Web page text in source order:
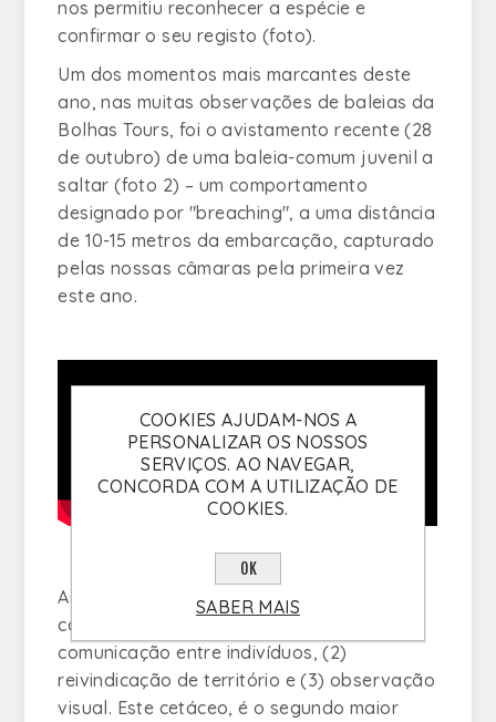
nos permitiu reconhecer a espécie e
confirmar o seu registo (foto).
Um dos momentos mais marcantes deste
ano, nas muitas observações de baleias da
Bolhas Tours, foi o avistamento recente (28
de outubro) de uma baleia-comum juvenil a
saltar (foto 2) – um comportamento
designado por "breaching", a uma distância
de 10-15 metros da embarcação, capturado
pelas nossas câmaras pela primeira vez
este ano.
As principais razões para este
comportamento ocorrer são: (1) meio de
comunicação entre indivíduos, (2)
reivindicação de território e (3) observação
visual. Este cetáceo, é o segundo maior
COOKIES AJUDAM-NOS A
PERSONALIZAR OS NOSSOS
SERVIÇOS. AO NAVEGAR,
CONCORDA COM A UTILIZAÇÃO DE
COOKIES.
OK
SABER MAIS